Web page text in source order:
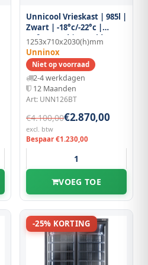
Unnicool Vrieskast | 985l |
Zwart | -18°c/-22°c |
Geforceerd | Draaideuren
| Wielen |
1253x710x2030(h)mm
1253x710x2030(h)mm
Unninox
Niet op voorraad
2-4 werkdagen
12 Maanden
Art: UNN126BT
€4.100,00€2.870,00
excl. btw
Bespaar €1.230,00
VOEG TOE
-25% KORTING